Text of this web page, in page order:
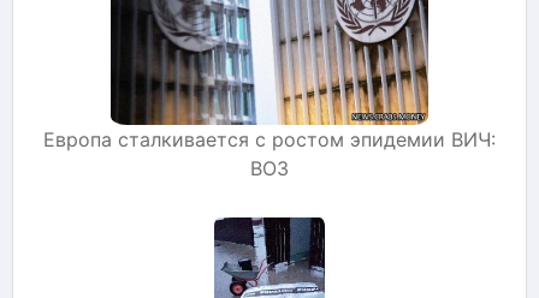
Европа сталкивается с ростом эпидемии ВИЧ:
ВОЗ